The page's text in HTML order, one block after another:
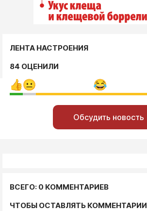
ЛЕНТА НАСТРОЕНИЯ
84 ОЦЕНИЛИ
Обсудить новость
ВСЕГО: 0 КОММЕНТАРИЕВ
ЧТОБЫ ОСТАВЛЯТЬ КОММЕНТАРИИ